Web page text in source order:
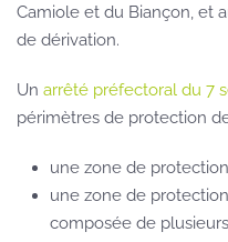
Camiole et du Biançon, et
de dérivation.
Un arrêté préfectoral du 7
périmètres de protection
une zone de
une zone de
composée de